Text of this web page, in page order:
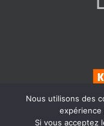
Nous utilisons des
Si vous acceptez